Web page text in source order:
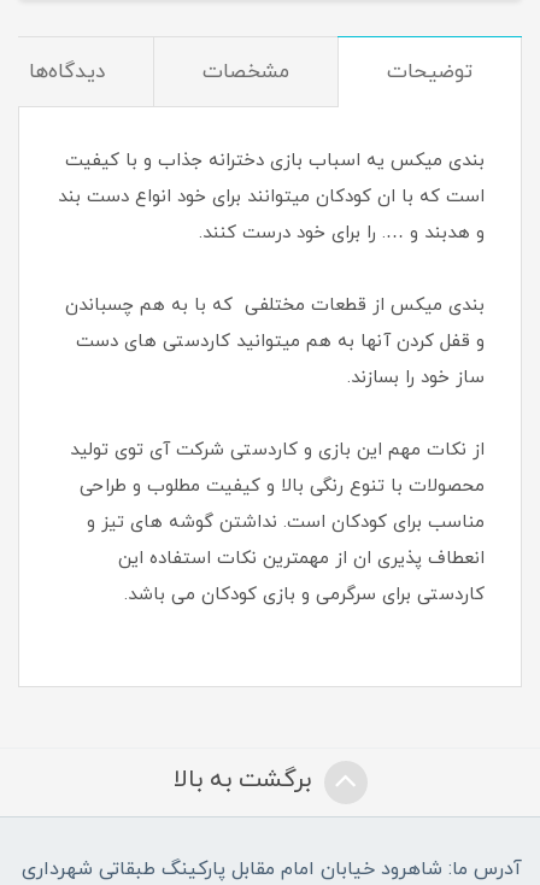
توضیحات مشخصات دیدگاه‌ها
بندی میکس یه اسباب بازی دخترانه جذاب و با کیفیت
است که با ان کودکان میتوانند برای خود انواع دست بند
و هدبند و …. را برای خود درست کنند.
بندی میکس از قطعات مختلفی که با به هم چسباندن
و قفل کردن آنها به هم میتوانید کاردستی های دست
ساز خود را بسازند.
از نکات مهم این بازی و کاردستی شرکت آی توی تولید
محصولات با تنوع رنگی بالا و کیفیت مطلوب و طراحی
مناسب برای کودکان است. نداشتن گوشه های تیز و
انعطاف پذیری ان از مهمترین نکات استفاده این
کاردستی برای سرگرمی و بازی کودکان می باشد.
برگشت به بالا
آدرس ما: شاهرود خیابان امام مقابل پارکینگ طبقاتی شهرداری